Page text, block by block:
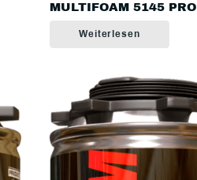
MULTIFOAM 5145 PRO
Weiterlesen